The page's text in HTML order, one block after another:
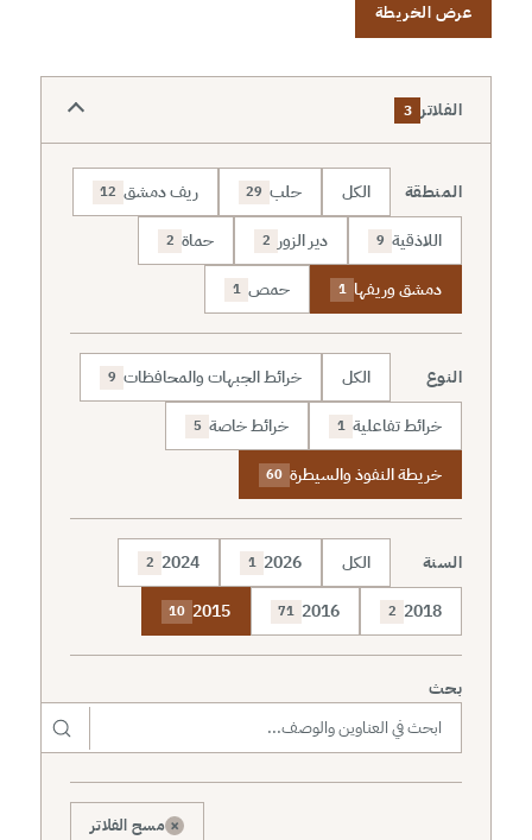
عرض الخريطة
الفلاتر 3
المنطقة الكل حلب 29 ريف دمشق 12
اللاذقية 9 دير الزور 2 حماة 2
دمشق وريفها 1 حمص 1
النوع الكل خرائط الجبهات والمحافظات 9
خرائط تفاعلية 1 خرائط خاصة 5
خريطة النفوذ والسيطرة 60
السنة الكل 2026
1
2024
2
2018
2
2016
71
2015
10
بحث
× مسح الفلاتر